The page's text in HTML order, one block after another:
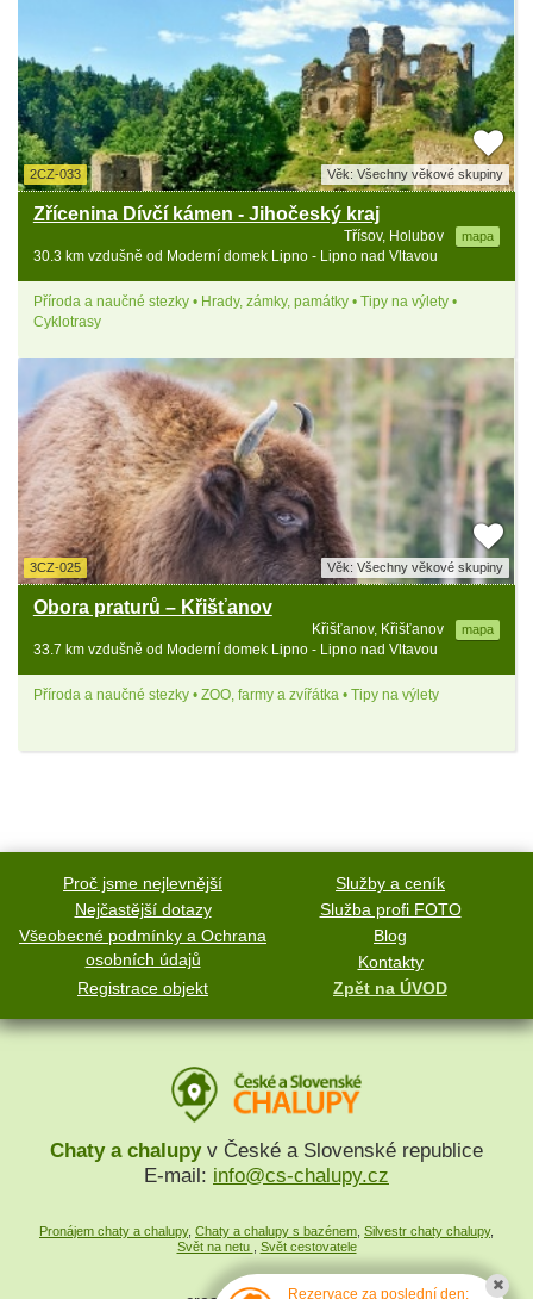
2CZ-033 Věk: Všechny věkové skupiny
Zřícenina Dívčí kámen - Jihočeský kraj
Třísov, Holubov mapa
30.3 km vzdušně od Moderní domek Lipno - Lipno nad Vltavou
Příroda a naučné stezky • Hrady, zámky, památky • Tipy na výlety •
Cyklotrasy
3CZ-025 Věk: Všechny věkové skupiny
Obora praturů – Křišťanov
Křišťanov, Křišťanov mapa
33.7 km vzdušně od Moderní domek Lipno - Lipno nad Vltavou
Příroda a naučné stezky • ZOO, farmy a zvířátka • Tipy na výlety
Proč jsme nejlevnější
Služby a ceník
Nejčastější dotazy
Služba profi FOTO
Všeobecné podmínky a Ochrana
osobních údajů
Blog
Kontakty
Registrace objekt
Zpět na ÚVOD
Chaty a chalupyv České a Slovenské republice
E-mail: info@cs-chalupy.cz
Pronájem chaty a chalupy, Chaty a chalupy s bazénem, Silvestr chaty chalupy,
Svět na netu , Svět cestovatele
Rezervace za poslední den: